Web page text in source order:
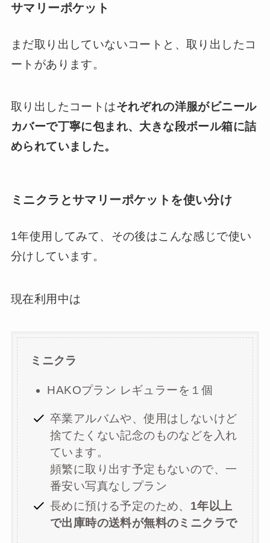
サマリーポケット
まだ取り出していないコートと、取り出したコ
ートがあります。
取り出したコートはそれぞれの洋服がビニール
カバーで丁寧に包まれ、大きな段ボール箱に詰
められていました。
ミニクラとサマリーポケットを使い分け
1年使用してみて、その後はこんな感じで使い
分けしています。
現在利用中は
ミニクラ
HAKOプラン レギュラーを１個
卒業アルバムや、使用はしないけど
捨てたくない記念のものなどを入れ
ています。
頻繁に取り出す予定もないので、一
番安い写真なしプラン
長めに預ける予定のため、 1年以上
で出庫時の送料が無料のミニクラで